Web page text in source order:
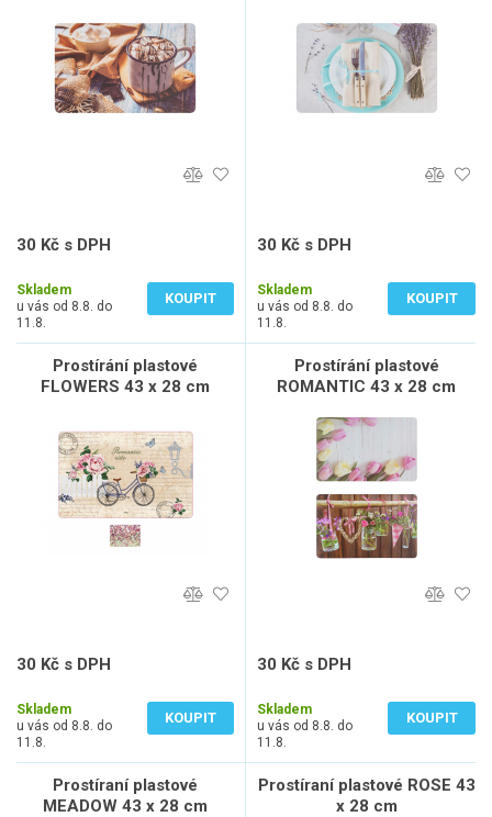
30 Kč s DPH
Skladem
u vás od 8.8. do
11.8.
KOUPIT
30 Kč s DPH
Skladem
u vás od 8.8. do
11.8.
KOUPIT
Prostírání plastové
FLOWERS 43 x 28 cm
30 Kč s DPH
Skladem
u vás od 8.8. do
11.8.
KOUPIT
Prostírání plastové
ROMANTIC 43 x 28 cm
30 Kč s DPH
Skladem
u vás od 8.8. do
11.8.
KOUPIT
Prostíraní plastové
MEADOW 43 x 28 cm
Prostíraní plastové ROSE 43
x 28 cm